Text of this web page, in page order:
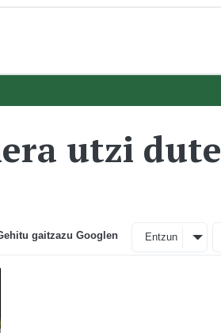
utzi dute
gaitzazu Googlen Entzun